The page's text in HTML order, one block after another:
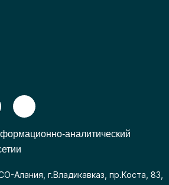
аналитический
Алания, г.Владикавказ, пр.Коста, 83,